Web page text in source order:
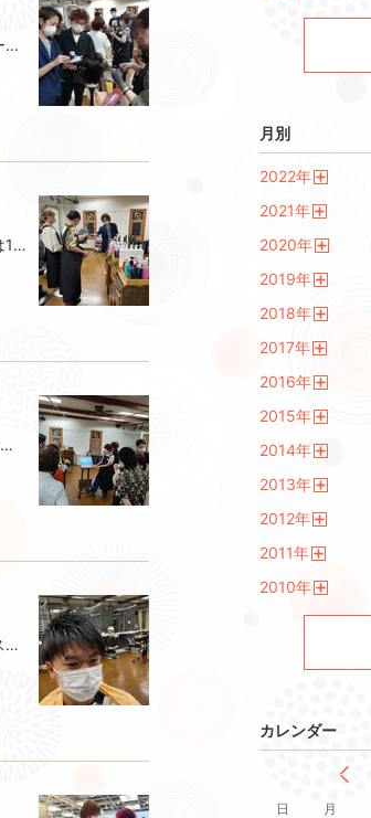
お久しぶりキャリスマ千葉です！今日は営業終わり皆でホイルカラーの練習会です最近は白髪ぼかしにも使えるホイルワークなのでやったことない方は是非一度やってみてください＼(^o^)／
今日はサロンの技術テストがありました。テストを受けたのは今回は1人。高橋からの合否発表！結果は……日々の練習結果が今回のテストでお客様に施術できるかどうかの判断スタッフはいつも技術向上のため練習してます！ 飛口
勉強会！営業後に全員で9月のいちオシメニューの勉強会でした！！皆様お楽しみに！！須賀
カットモデルさんでカットの練習をさせていただきましたスタイリストに早くなるためにどんどんモデルさんで練習していきますこれからも頑張っていくのでよろしくお願いいたします梶谷
月別
2022年
2021年
2020年
2019年
2018年
2017年
2016年
2015年
2014年
2013年
2012年
2011年
2010年
カレンダー
日 月